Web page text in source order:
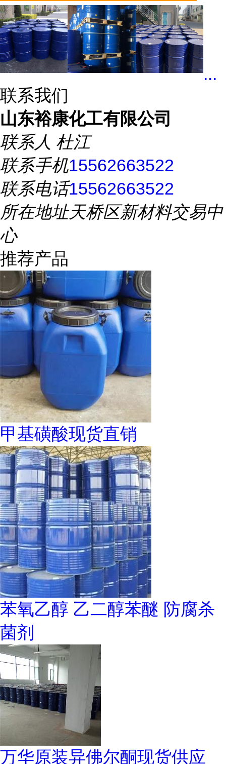
...
联系我们
山东裕康化工有限公司
联系人 杜江
联系手机15562663522
联系电话15562663522
所在地址天桥区新材料交易中
心
推荐产品
甲基磺酸现货直销
苯氧乙醇 乙二醇苯醚 防腐杀
菌剂
万华原装异佛尔酮现货供应